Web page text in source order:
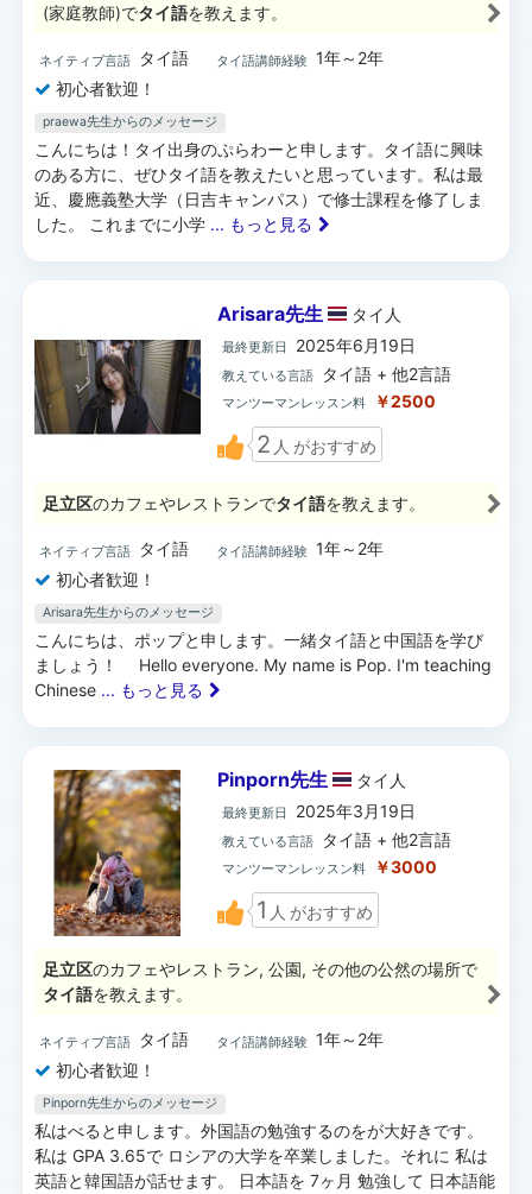
(家庭教師)でタイ語を教えます。
ネイティブ言語 タイ語 タイ語講師経験 1年～2年
初心者歓迎！
praewa先生からのメッセージ
こんにちは！タイ出身のぷらわーと申します。タイ語に興味
のある方に、ぜひタイ語を教えたいと思っています。私は最
近、慶應義塾大学（日吉キャンパス）で修士課程を修了しま
した。 これまでに小学 ... もっと見る
Arisara先生 タイ 人
最終更新日 2025年6月19日
教えている言語 タイ語 + 他2言語
マンツーマンレッスン料 ￥2500
2 人 がおすすめ
足立区のカフェやレストランでタイ語を教えます。
ネイティブ言語 タイ語 タイ語講師経験 1年～2年
初心者歓迎！
Arisara先生からのメッセージ
こんにちは、ポップと申します。一緒タイ語と中国語を学び
ましょう！ Hello everyone. My name is Pop. I'm teaching
Chinese ... もっと見る
Pinporn先生 タイ 人
最終更新日 2025年3月19日
教えている言語 タイ語 + 他2言語
マンツーマンレッスン料 ￥3000
1 人 がおすすめ
足立区のカフェやレストラン, 公園, その他の公然の場所で
タイ語を教えます。
ネイティブ言語 タイ語 タイ語講師経験 1年～2年
初心者歓迎！
Pinporn先生からのメッセージ
私はべると申します。外国語の勉強するのをが大好きです。
私は GPA 3.65で ロシアの大学を卒業しました。それに 私は
英語と韓国語が話せます。 日本語を 7ヶ月 勉強して 日本語能